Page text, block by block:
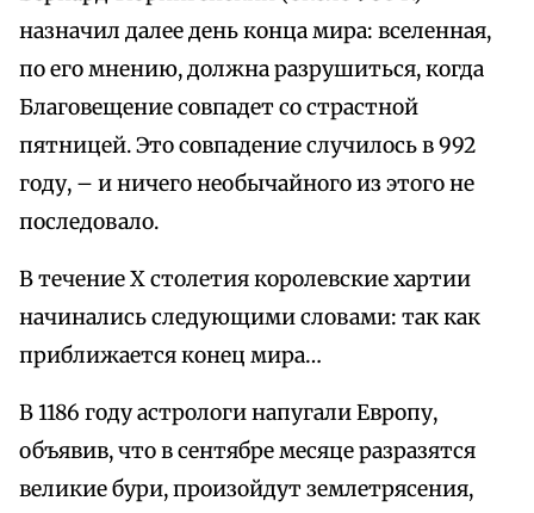
назначил далее день конца мира: вселенная,
по его мнению, должна разрушиться, когда
Благовещение совпадет со страстной
пятницей. Это совпадение случилось в 992
году, – и ничего необычайного из этого не
последовало.
В течение X столетия королевские хартии
начинались следующими словами: так как
приближается конец мира…
В 1186 году астрологи напугали Европу,
объявив, что в сентябре месяце разразятся
великие бури, произойдут землетрясения,